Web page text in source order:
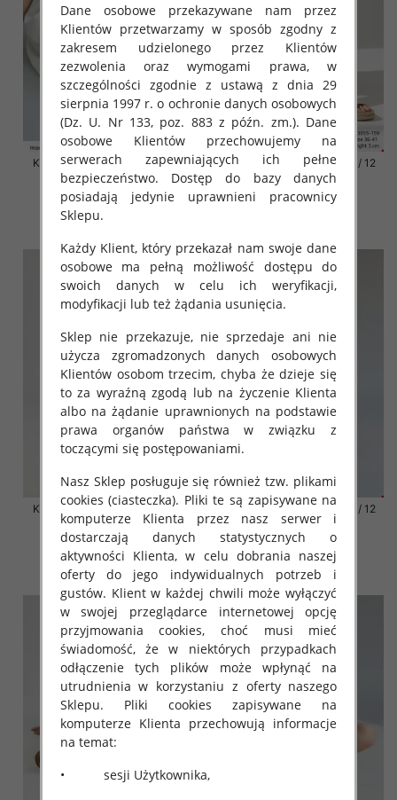
Klapki damskie Roz 36-42 / 12
par
41.00 zł
szczegóły
Klapki damskie Roz 36-42 / 12
par
41.00 zł
Klapki damskie Roz 36-42 / 12
par
41.00 zł
szczegóły
Klapki damskie Roz 36-42 / 12
par
41.00 zł
szczegóły
Dane osobowe przekazywane nam przez
Klientów przetwarzamy w sposób zgodny z
zakresem udzielonego przez Klientów
zezwolenia oraz wymogami prawa, w
szczególności zgodnie z ustawą z dnia 29
sierpnia 1997 r. o ochronie danych osobowych
(Dz. U. Nr 133, poz. 883 z późn. zm.). Dane
osobowe Klientów przechowujemy na
serwerach zapewniających ich pełne
bezpieczeństwo. Dostęp do bazy danych
posiadają jedynie uprawnieni pracownicy
Sklepu.
Każdy Klient, który przekazał nam swoje dane
osobowe ma pełną możliwość dostępu do
swoich danych w celu ich weryfikacji,
modyfikacji lub też żądania usunięcia.
Sklep nie przekazuje, nie sprzedaje ani nie
użycza zgromadzonych danych osobowych
Klientów osobom trzecim, chyba że dzieje się
to za wyraźną zgodą lub na życzenie Klienta
albo na żądanie uprawnionych na podstawie
prawa organów państwa w związku z
toczącymi się postępowaniami.
Nasz Sklep posługuje się również tzw. plikami
cookies (ciasteczka). Pliki te są zapisywane na
komputerze Klienta przez nasz serwer i
dostarczają danych statystycznych o
aktywności Klienta, w celu dobrania naszej
oferty do jego indywidualnych potrzeb i
gustów. Klient w każdej chwili może wyłączyć
w swojej przeglądarce internetowej opcję
przyjmowania cookies, choć musi mieć
świadomość, że w niektórych przypadkach
odłączenie tych plików może wpłynąć na
utrudnienia w korzystaniu z oferty naszego
Sklepu. Pliki cookies zapisywane na
komputerze Klienta przechowują informacje
na temat:
• sesji Użytkownika,